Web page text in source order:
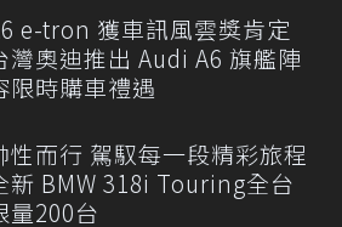
e-tron 獲車訊風雲獎肯定
灣奧迪推出 Audi A6 旗艦陣
限時購車禮遇
性而行 駕馭每一段精彩旅程
新 BMW 318i Touring全台
量200台